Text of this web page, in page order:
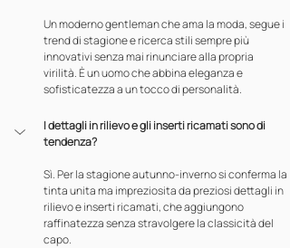
Un moderno gentleman che ama la moda, segue i
trend di stagione e ricerca stili sempre più
innovativi senza mai rinunciare alla propria
virilità. È un uomo che abbina eleganza e
sofisticatezza a un tocco di personalità.
I dettagli in rilievo e gli inserti ricamati sono di
tendenza?
Sì. Per la stagione autunno-inverno si conferma la
tinta unita ma impreziosita da preziosi dettagli in
rilievo e inserti ricamati, che aggiungono
raffinatezza senza stravolgere la classicità del
capo.